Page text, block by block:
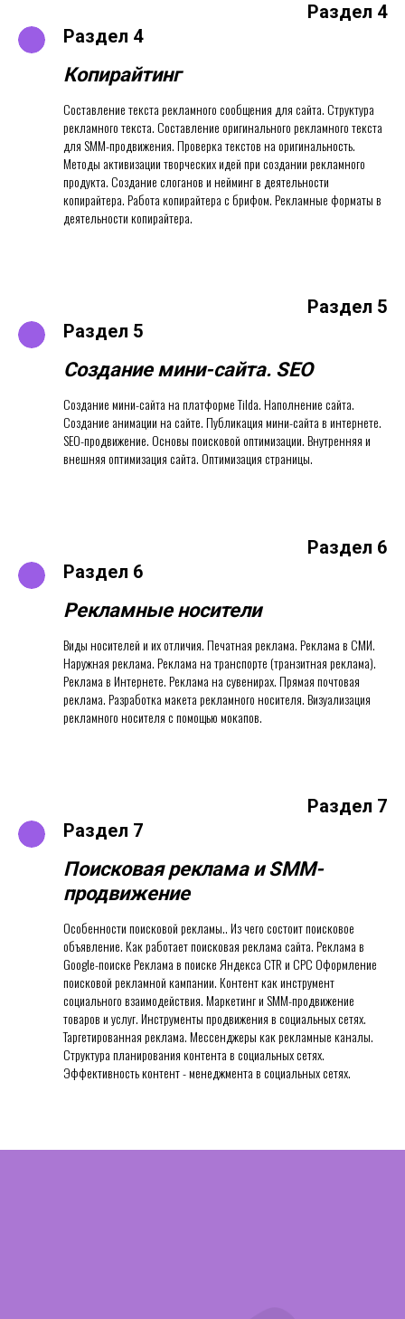
Раздел 4
Раздел 4
Копирайтинг
Составление текста рекламного сообщения для сайта. Структура
рекламного текста. Составление оригинального рекламного текста
для SMM-продвижения. Проверка текстов на оригинальность.
Методы активизации творческих идей при создании рекламного
продукта. Создание слоганов и нейминг в деятельности
копирайтера. Работа копирайтера с брифом. Рекламные форматы в
деятельности копирайтера.
Раздел 5
Раздел 5
Создание мини-сайта. SEO
Создание мини-сайта на платформе Tilda. Наполнение сайта.
Создание анимации на сайте. Публикация мини-сайта в интернете.
SЕО-продвижение. Основы поисковой оптимизации. Внутренняя и
внешняя оптимизация сайта. Оптимизация страницы.
Раздел 6
Раздел 6
Рекламные носители
Виды носителей и их отличия. Печатная реклама. Реклама в СМИ.
Наружная реклама. Реклама на транспорте (транзитная реклама).
Реклама в Интернете. Реклама на сувенирах. Прямая почтовая
реклама. Разработка макета рекламного носителя. Визуализация
рекламного носителя с помощью мокапов.
Раздел 7
Раздел 7
Поисковая реклама иSММ-
продвижение
Особенности поисковой рекламы.. Из чего состоит поисковое
объявление. Как работает поисковая реклама сайта. Реклама в
Google-поиске Реклама в поиске Яндекса CTR и CPC Оформление
поисковой рекламной кампании. Контент как инструмент
социального взаимодействия. Маркетинг и SMM-продвижение
товаров и услуг. Инструменты продвижения в социальных сетях.
Таргетированная реклама. Мессенджеры как рекламные каналы.
Структура планирования контента в социальных сетях.
Эффективность контент - менеджмента в социальных сетях.